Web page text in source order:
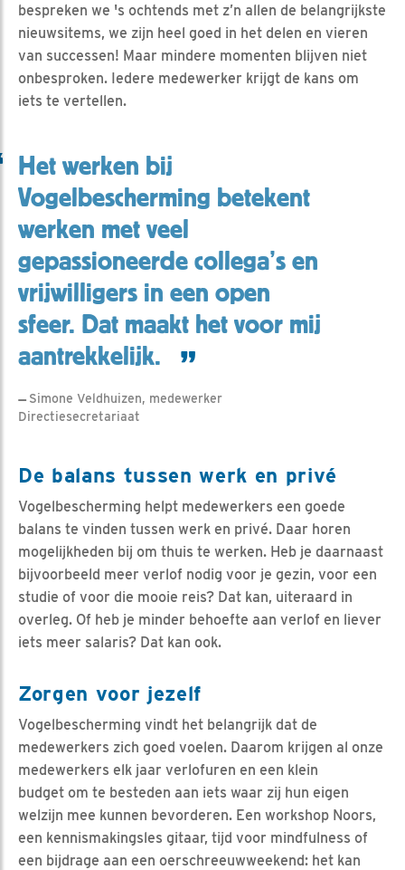
bespreken we 's ochtends met z’n allen de belangrijkste
nieuwsitems, we zijn heel goed in het delen en vieren
van successen! Maar mindere momenten blijven niet
onbesproken. Iedere medewerker krijgt de kans om
iets te vertellen.
Het werken bij
Vogelbescherming betekent
werken met veel
gepassioneerde collega’s en
vrijwilligers in een open
sfeer. Dat maakt het voor mij
aantrekkelijk.
Simone Veldhuizen, medewerker
Directiesecretariaat
De balans tussen werk en privé
Vogelbescherming helpt medewerkers een goede
balans te vinden tussen werk en privé. Daar horen
mogelijkheden bij om thuis te werken. Heb je daarnaast
bijvoorbeeld meer verlof nodig voor je gezin, voor een
studie of voor die mooie reis? Dat kan, uiteraard in
overleg. Of heb je minder behoefte aan verlof en liever
iets meer salaris? Dat kan ook.
Zorgen voor jezelf
Vogelbescherming vindt het belangrijk dat de
medewerkers zich goed voelen. Daarom krijgen al onze
medewerkers elk jaar verlofuren en een klein
budget om te besteden aan iets waar zij hun eigen
welzijn mee kunnen bevorderen. Een workshop Noors,
een kennismakingsles gitaar, tijd voor mindfulness of
een bijdrage aan een oerschreeuwweekend: het kan